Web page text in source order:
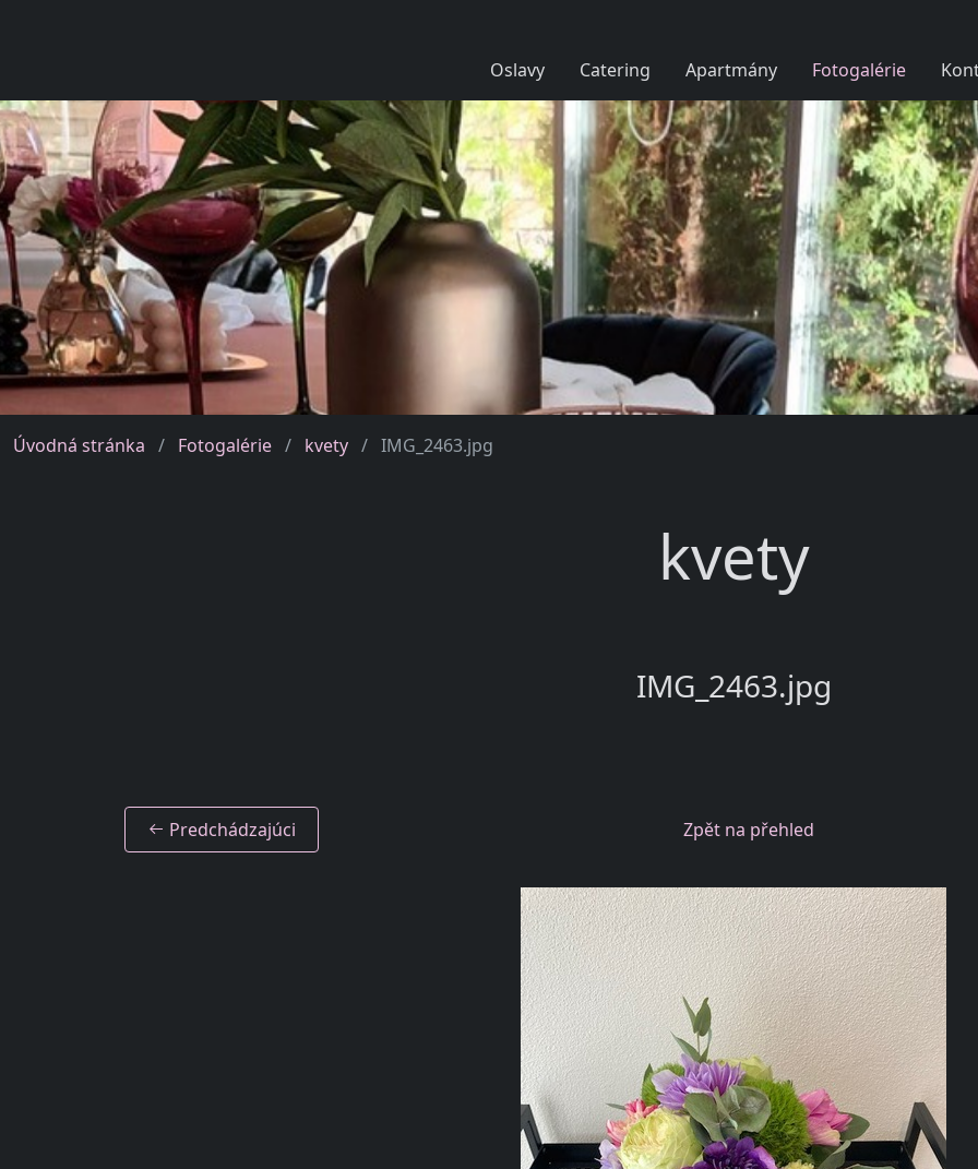
Oslavy
Catering Apartmány Fotogalérie
Úvodná stránka Fotogalérie kvety IMG_2463.jpg
kvety
IMG_2463.jpg
Predchádzajúci Zpět na přehled